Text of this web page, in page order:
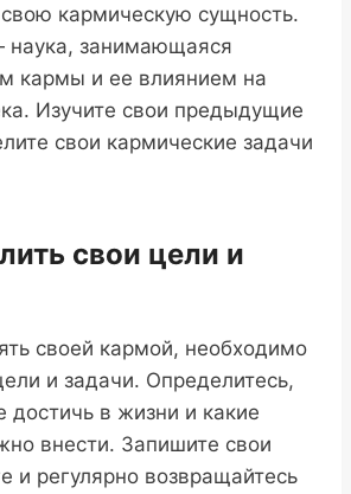
кармическую сущность.
наука, занимающаяся
кармы и ее влиянием на
Изучите свои предыдущие
свои кармические задачи
свои цели и
своей кармой, необходимо
и задачи. Определитесь,
достичь в жизни и какие
внести. Запишите свои
и регулярно возвращайтесь